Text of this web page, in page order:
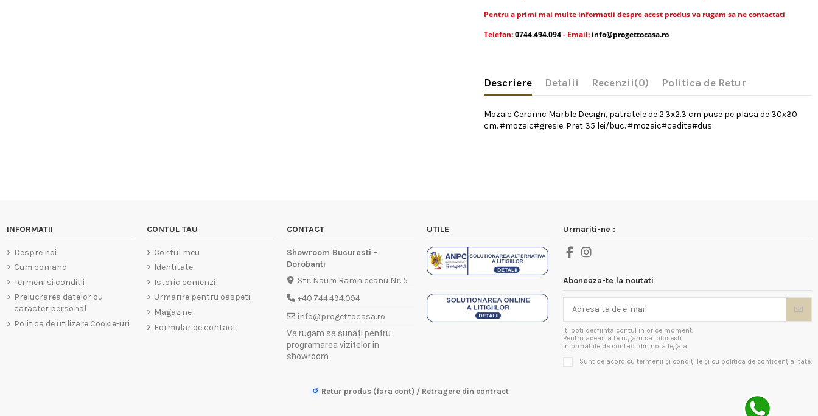
Pentru a primi mai multe informatii despre acest produs va rugam sa ne contactati
Telefon:0744.494.094- Email: info@progettocasa.ro
Descriere Detalii Recenzii(0) Politica de Retur
Mozaic Ceramic Marble Design, patratele de 2.3x2.3 cm puse pe plasa de 30x30
cm. #mozaic#gresie. Pret 35 lei/buc. #mozaic#cadita#dus
INFORMATII
Despre noi
Cum comand
Termeni si conditii
Prelucrarea datelor cu
caracter personal
Politica de utilizare Cookie-uri
CONTUL TAU
Contul meu
Identitate
Istoric comenzi
Urmarire pentru oaspeti
Magazine
Formular de contact
CONTACT
Showroom Bucuresti -
Dorobanti
Str. Naum Ramniceanu Nr. 5
+40.744.494.094
info@progettocasa.ro
Va rugam sa sunați pentru
programarea vizitelor în
showroom
UTILE
↺ Retur produs (fara cont) / Retragere din contract
Urmariti-ne :
Aboneaza-te la noutati
Iti poti desfiinta contul in orice moment.
Pentru aceasta te rugam sa folosesti
informatiile de contact din nota legala.
Sunt de acord cu termenii și condițiile și cu politica de confidențialitate.